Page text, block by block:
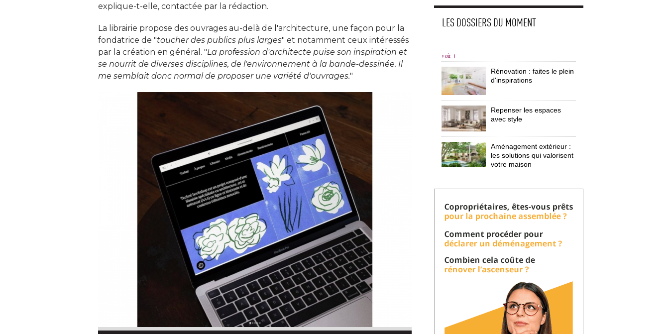
explique-t-elle, contactée par la rédaction.
La librairie propose des ouvrages au-delà de l'architecture, une façon pour la
fondatrice de "toucher des publics plus larges" et notamment ceux intéressés
par la création en général. "La profession d'architecte puise son inspiration et
se nourrit de diverses disciplines, de l'environnement à la bande-dessinée. Il
me semblait donc normal de proposer une variété d'ouvrages."
LES DOSSIERS DU MOMENT
voir +
Rénovation : faites le plein
d'inspirations
Repenser les espaces
avec style
Aménagement extérieur :
les solutions qui valorisent
votre maison